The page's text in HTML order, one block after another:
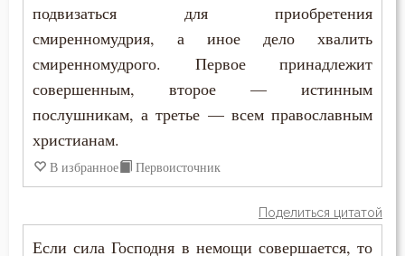
Прелесть
Привычки
Промысел Божий
Проповеди
Простота
Пимен Великий
Поликарп Смирнский
Серафим Саровский
Силуан Афонский
Симеон Новый Богослов
подвизаться для приобретения
смиренномудрия, а иное дело хвалить
смиренномудрого. Первое принадлежит
совершенным, второе — истинным
послушникам, а третье — всем православным
христианам.
В избранное Первоисточник
Поделиться цитатой
Если сила Господня в немощи совершается, то